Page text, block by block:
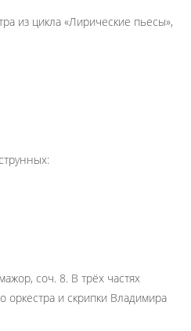
из цикла «Лирические пьесы»,
соч. 8. В трёх частях
оркестра и скрипки Владимира